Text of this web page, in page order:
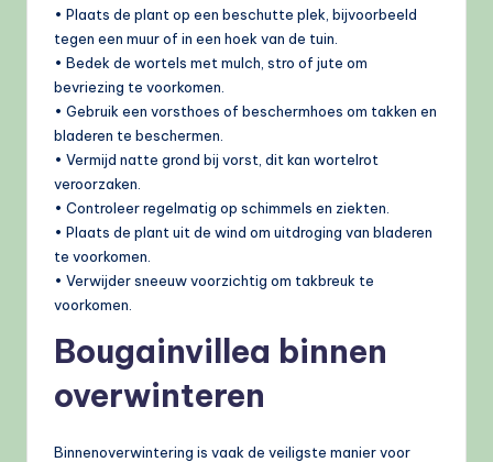
• Plaats de plant op een beschutte plek, bijvoorbeeld
tegen een muur of in een hoek van de tuin.
• Bedek de wortels met mulch, stro of jute om
bevriezing te voorkomen.
• Gebruik een vorsthoes of beschermhoes om takken en
bladeren te beschermen.
• Vermijd natte grond bij vorst, dit kan wortelrot
veroorzaken.
• Controleer regelmatig op schimmels en ziekten.
• Plaats de plant uit de wind om uitdroging van bladeren
te voorkomen.
• Verwijder sneeuw voorzichtig om takbreuk te
voorkomen.
Bougainvillea binnen
overwinteren
Binnenoverwintering is vaak de veiligste manier voor